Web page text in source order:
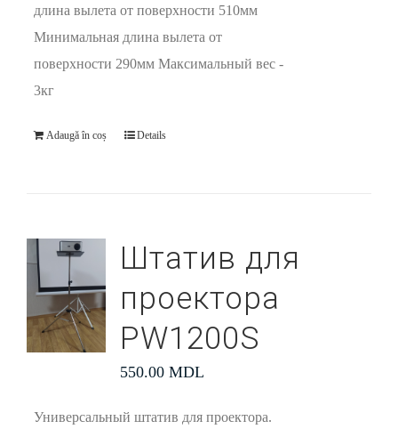
длина вылета от поверхности 510мм
Минимальная длина вылета от
поверхности 290мм Максимальный вес -
3кг
Adaugă în coș Details
Штатив для
проектора
PW1200S
550.00 MDL
Универсальный штатив для проектора.